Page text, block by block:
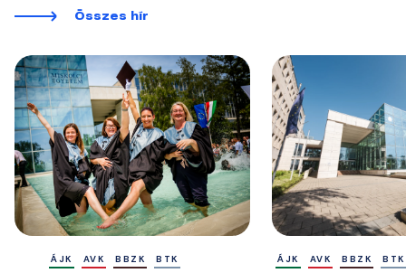
Összes hír
ÁJK AVK BBZK
BTK
ÁJK AVK BBZK
BTK